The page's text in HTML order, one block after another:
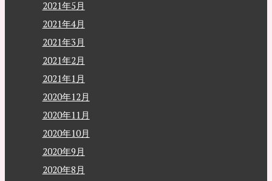
2021年5月
2021年4月
2021年3月
2021年2月
2021年1月
2020年12月
2020年11月
2020年10月
2020年9月
2020年8月